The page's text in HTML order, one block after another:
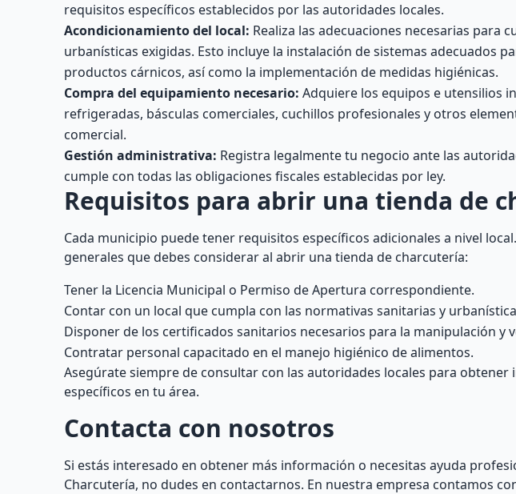
requisitos específicos establecidos por las autoridades locales.
Acondicionamiento del local: Realiza las adecuaciones necesarias para
urbanísticas exigidas. Esto incluye la instalación de sistemas adecuados
productos cárnicos, así como la implementación de medidas higiénicas.
Compra del equipamiento necesario: Adquiere los equipos e utensilios
refrigeradas, básculas comerciales, cuchillos profesionales y otros
comercial.
Gestión administrativa: Registra legalmente tu negocio ante las
cumple con todas las obligaciones fiscales establecidas por ley.
Requisitos para abrir una tienda de
Cada municipio puede tener requisitos específicos adicionales a nivel
generales que debes considerar al abrir una tienda de charcutería:
Tener la Licencia Municipal o Permiso de Apertura correspondiente.
Contar con un local que cumpla con las normativas sanitarias y
Disponer de los certificados sanitarios necesarios para la manipulación y
Contratar personal capacitado en el manejo higiénico de alimentos.
Asegúrate siempre de consultar con las autoridades locales para
específicos en tu área.
Contacta con nosotros
Si estás interesado en obtener más información o necesitas ayuda
Charcutería, no dudes en contactarnos. En nuestra empresa contamos